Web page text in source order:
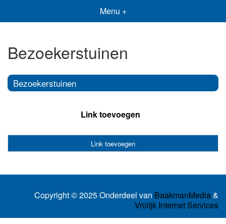
Menu +
Bezoekerstuinen
Bezoekerstuinen
Link toevoegen
Link toevoegen
Copyright © 2025 Onderdeel van BaakmanMedia&
Vrolijk Internet Services